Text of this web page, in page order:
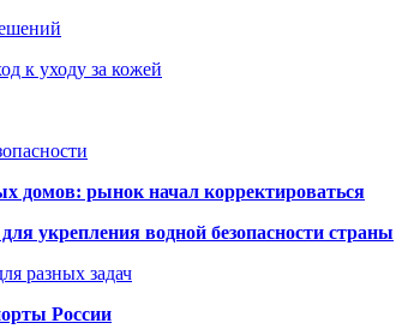
к уходу за кожей
домов: рынок начал корректироваться
укрепления водной безопасности страны
разных задач
России